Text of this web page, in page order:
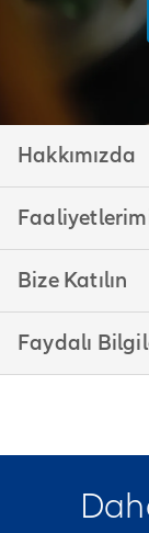
Hakkımızda
Bize Katılın
Faydalı